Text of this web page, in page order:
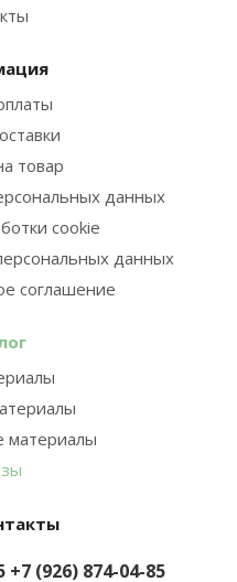
товар
данных
cookie
данных
соглашение
материалы
+7 (926) 874-04-85